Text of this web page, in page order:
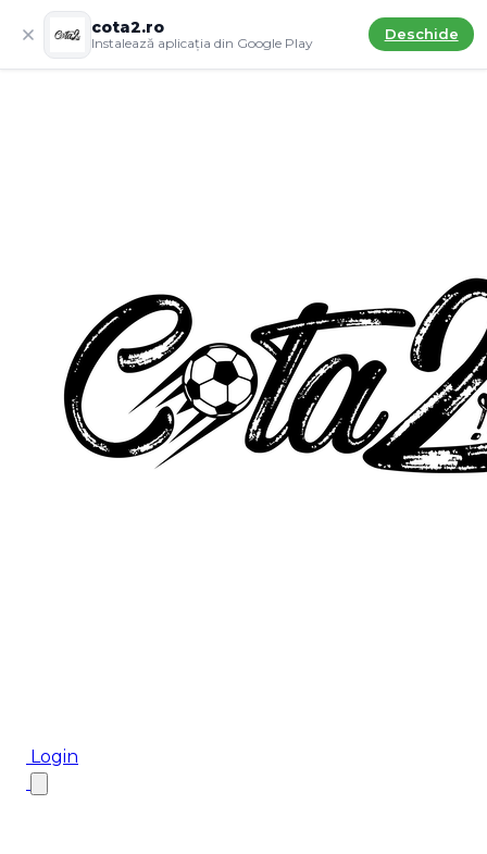
cota2.ro
Instalează aplicația din Google Play Deschide
Login